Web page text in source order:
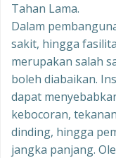
Tahan Lama.
Dalam
sakit, hingga
merupakan salah
boleh diabaikan.
dapat
kebocoran,
dinding, hingga
jangka panjang.